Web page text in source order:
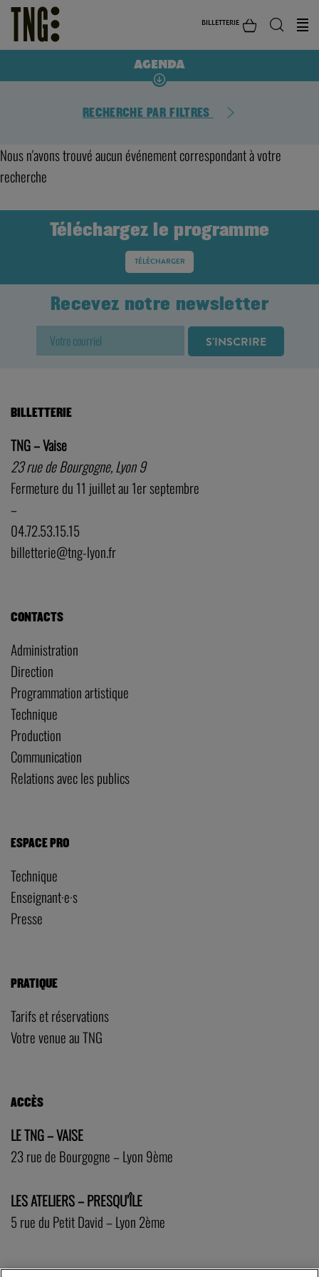
BILLETTERIE
AGENDA
RECHERCHE PAR FILTRES
Nous n'avons trouvé aucun événement correspondant à votre
recherche
Téléchargez le programme
TÉLÉCHARGER
Recevez notre newsletter
BILLETTERIE
TNG – Vaise
23 rue de Bourgogne, Lyon 9
Fermeture du 11 juillet au 1er septembre
–
04.72.53.15.15
billetterie@tng-lyon.fr
CONTACTS
Administration
Direction
Programmation artistique
Technique
Production
Communication
Relations avec les publics
ESPACE PRO
Technique
Enseignant·e·s
Presse
PRATIQUE
Tarifs et réservations
Votre venue au TNG
ACCÈS
LE TNG – VAISE
23 rue de Bourgogne – Lyon 9ème
LES ATELIERS – PRESQU’ÎLE
5 rue du Petit David – Lyon 2ème